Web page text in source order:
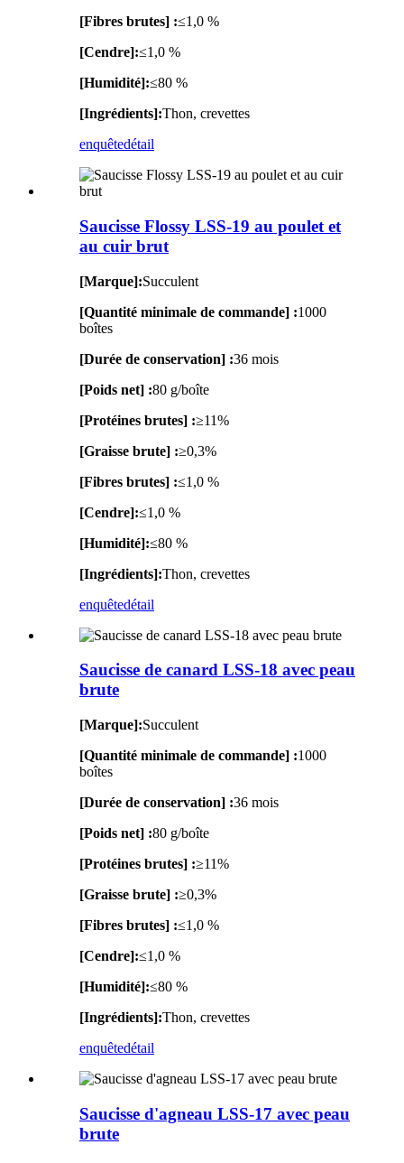
[Fibres brutes] :≤1,0 %
[Cendre]:≤1,0 %
[Humidité]:≤80 %
[Ingrédients]:Thon, crevettes
enquêtedétail
Saucisse Flossy LSS-19 au poulet et
au cuir brut
[Marque]:Succulent
[Quantité minimale de commande] :1000
boîtes
[Durée de conservation] :36 mois
[Poids net] :80 g/boîte
[Protéines brutes] :≥11%
[Graisse brute] :≥0,3%
[Fibres brutes] :≤1,0 %
[Cendre]:≤1,0 %
[Humidité]:≤80 %
[Ingrédients]:Thon, crevettes
enquêtedétail
Saucisse de canard LSS-18 avec peau
brute
[Marque]:Succulent
[Quantité minimale de commande] :1000
boîtes
[Durée de conservation] :36 mois
[Poids net] :80 g/boîte
[Protéines brutes] :≥11%
[Graisse brute] :≥0,3%
[Fibres brutes] :≤1,0 %
[Cendre]:≤1,0 %
[Humidité]:≤80 %
[Ingrédients]:Thon, crevettes
enquêtedétail
Saucisse d'agneau LSS-17 avec peau
brute